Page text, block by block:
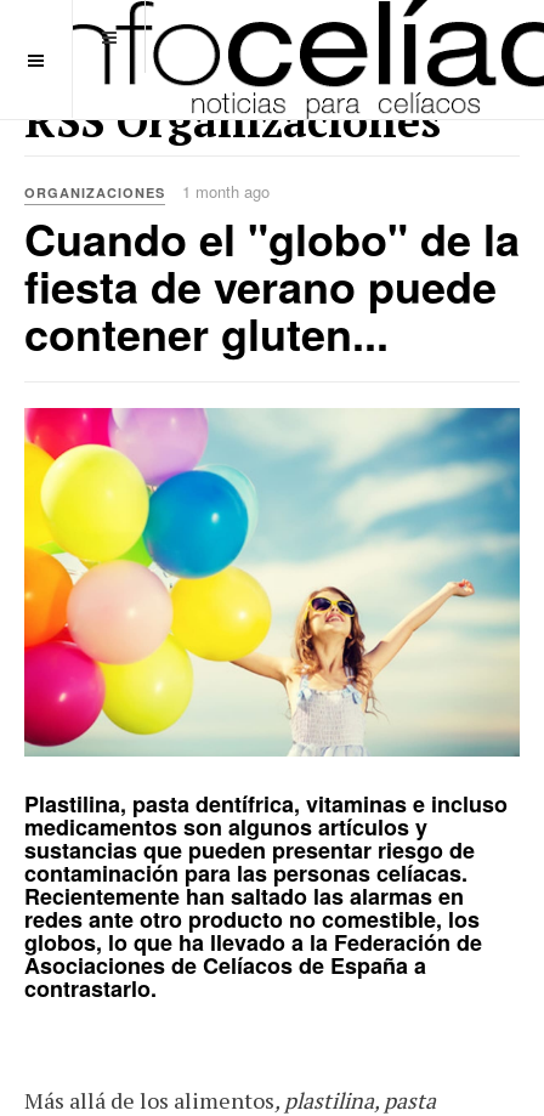
RSS Organizaciones
ORGANIZACIONES 1 month ago
Cuando el "globo" de la
fiesta de verano puede
contener gluten...
Plastilina, pasta dentífrica, vitaminas e incluso
medicamentos son algunos artículos y
sustancias que pueden presentar riesgo de
contaminación para las personas celíacas.
Recientemente han saltado las alarmas en
redes ante otro producto no comestible, los
globos, lo que ha llevado a la Federación de
Asociaciones de Celíacos de España a
contrastarlo.
Más allá de los alimentos, plastilina, pasta